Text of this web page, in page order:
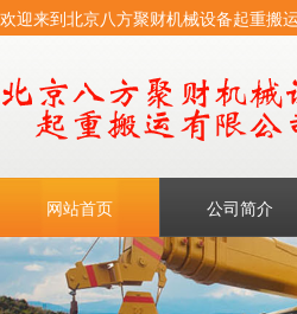
欢迎来到北京八方聚财机械设备起重搬
网站首页 公司简介